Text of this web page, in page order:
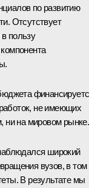
по развитию
Отсутствует
пользу
не имеющих
ни на мировом рынке.
широкий
вузов, в том
В результате мы